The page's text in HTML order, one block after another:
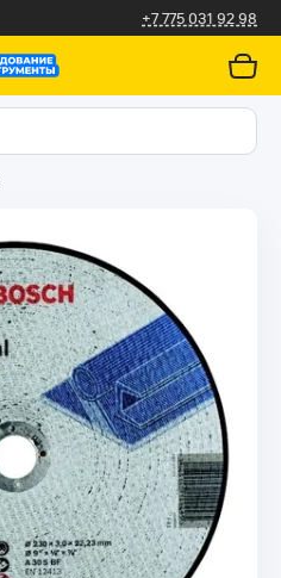
+7 775 031 92 98